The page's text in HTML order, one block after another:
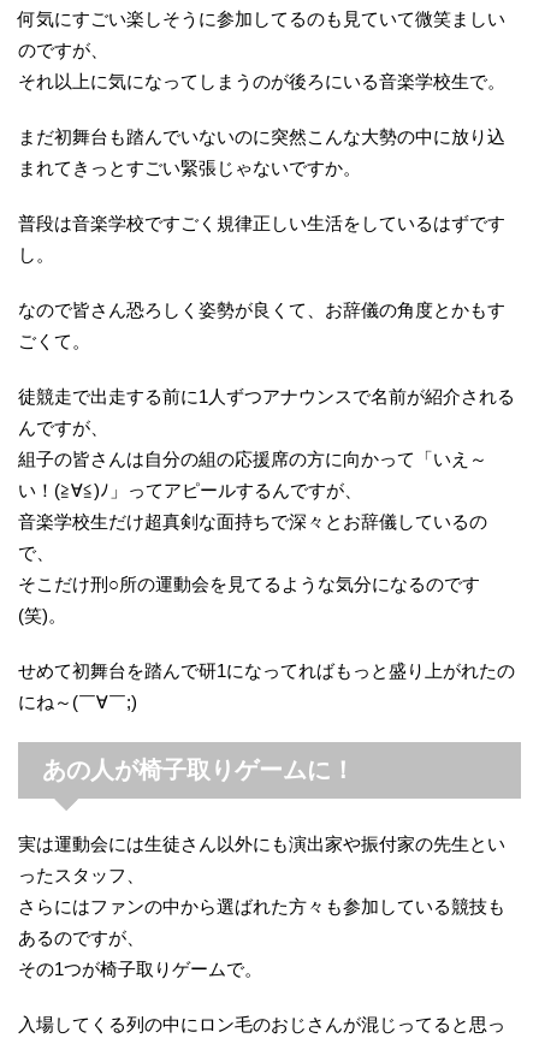
何気にすごい楽しそうに参加してるのも見ていて微笑ましい
のですが、
それ以上に気になってしまうのが後ろにいる音楽学校生で。
まだ初舞台も踏んでいないのに突然こんな大勢の中に放り込
まれてきっとすごい緊張じゃないですか。
普段は音楽学校ですごく規律正しい生活をしているはずです
し。
なので皆さん恐ろしく姿勢が良くて、お辞儀の角度とかもす
ごくて。
徒競走で出走する前に1人ずつアナウンスで名前が紹介される
んですが、
組子の皆さんは自分の組の応援席の方に向かって「いえ～
い！(≧∀≦)ﾉ」ってアピールするんですが、
音楽学校生だけ超真剣な面持ちで深々とお辞儀しているの
で、
そこだけ刑○所の運動会を見てるような気分になるのです
(笑)。
せめて初舞台を踏んで研1になってればもっと盛り上がれたの
にね～(￣∀￣;)
あの人が椅子取りゲームに！
実は運動会には生徒さん以外にも演出家や振付家の先生とい
ったスタッフ、
さらにはファンの中から選ばれた方々も参加している競技も
あるのですが、
その1つが椅子取りゲームで。
入場してくる列の中にロン毛のおじさんが混じってると思っ